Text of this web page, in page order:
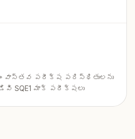
వాస్తవ పరీక్ష పరిస్థితులను
SQE1 మాక్ పరీక్షలు